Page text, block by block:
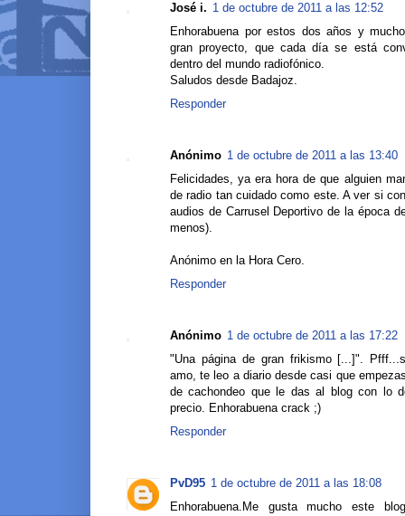
José i. 1 de octubre de 2011 a las 12:52
Enhorabuena por estos dos años y
gran proyecto, que cada día se está
dentro del mundo radiofónico.
Saludos desde Badajoz.
Responder
Anónimo 1 de octubre de 2011 a las 13:40
Felicidades, ya era hora de que alguien
de radio tan cuidado como este. A ver si
audios de Carrusel Deportivo de la época
menos).
Anónimo en la Hora Cero.
Responder
Anónimo 1 de octubre de 2011 a las 17:22
"Una página de gran frikismo [...]".
amo, te leo a diario desde casi que
de cachondeo que le das al blog con lo
precio. Enhorabuena crack ;)
Responder
PvD95 1 de octubre de 2011 a las 18:08
Enhorabuena.Me gusta mucho este